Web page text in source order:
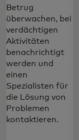
Betrug
überwachen, bei
verdächtigen
Aktivitäten
benachrichtigt
werden und
einen
Spezialisten für
die Lösung von
Problemen
kontaktieren.